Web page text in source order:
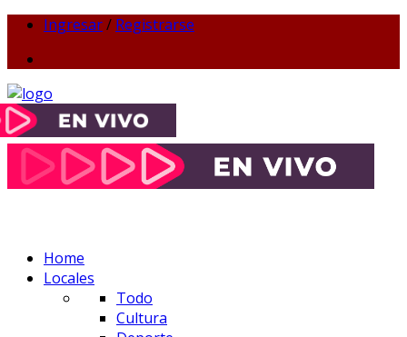
Ingresar/ Registrarse
Home
Locales
Todo
Cultura